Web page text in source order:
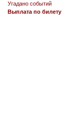
Угадано событий
Выплата по билету